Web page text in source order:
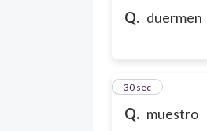
Q. duermen
Q. muestro
19
30 sec